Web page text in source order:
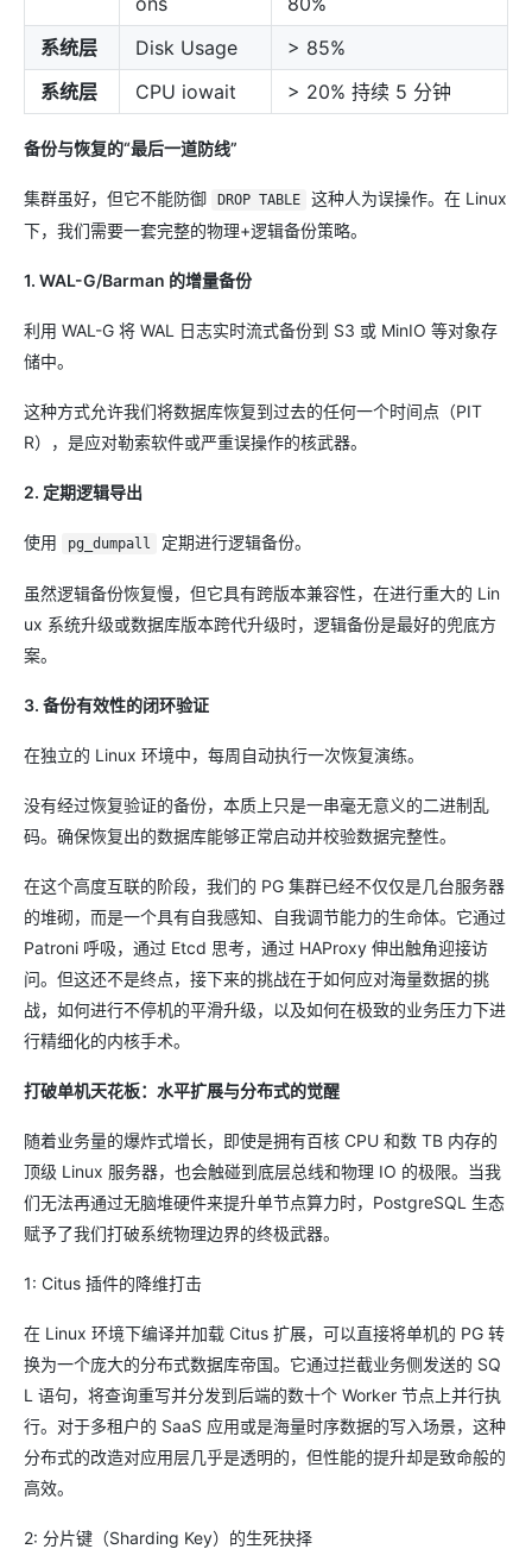
系统层
Disk Usage
> 85%
系统层
CPU iowait > 20% 持续 5 分钟
备份与恢复的“最后一道防线”
集群虽好，但它不能防御 DROP TABLE
这种人为误操作。在 Linux
下，我们需要一套完整的物理+逻辑备份策略。
1. WAL-G/Barman 的增量备份
利用 WAL-G 将 WAL 日志实时流式备份到 S3 或 MinIO 等对象存
储中。
这种方式允许我们将数据库恢复到过去的任何一个时间点（PIT
R），是应对勒索软件或严重误操作的核武器。
2. 定期逻辑导出
使用 pg_dumpall 定期进行逻辑备份。
虽然逻辑备份恢复慢，但它具有跨版本兼容性，在进行重大的 Lin
ux 系统升级或数据库版本跨代升级时，逻辑备份是最好的兜底方
案。
3. 备份有效性的闭环验证
在独立的 Linux 环境中，每周自动执行一次恢复演练。
没有经过恢复验证的备份，本质上只是一串毫无意义的二进制乱
码。确保恢复出的数据库能够正常启动并校验数据完整性。
在这个高度互联的阶段，我们的 PG 集群已经不仅仅是几台服务器
的堆砌，而是一个具有自我感知、自我调节能力的生命体。它通过
Patroni 呼吸，通过 Etcd 思考，通过 HAProxy 伸出触角迎接访
问。但这还不是终点，接下来的挑战在于如何应对海量数据的挑
战，如何进行不停机的平滑升级，以及如何在极致的业务压力下进
行精细化的内核手术。
打破单机天花板：水平扩展与分布式的觉醒
随着业务量的爆炸式增长，即使是拥有百核 CPU 和数 TB 内存的
顶级 Linux 服务器，也会触碰到底层总线和物理 IO 的极限。当我
们无法再通过无脑堆硬件来提升单节点算力时，PostgreSQL 生态
赋予了我们打破系统物理边界的终极武器。
1: Citus 插件的降维打击
在 Linux 环境下编译并加载 Citus 扩展，可以直接将单机的 PG 转
换为一个庞大的分布式数据库帝国。它通过拦截业务侧发送的 SQ
L 语句，将查询重写并分发到后端的数十个 Worker 节点上并行执
行。对于多租户的 SaaS 应用或是海量时序数据的写入场景，这种
分布式的改造对应用层几乎是透明的，但性能的提升却是致命般的
高效。
2: 分片键（Sharding Key）的生死抉择